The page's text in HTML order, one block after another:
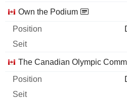
Own the Podium
The Canadian Olympic